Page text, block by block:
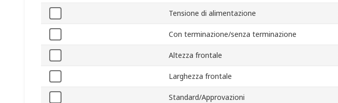
Tensione di alimentazione
Con terminazione/senza terminazione
Altezza frontale
Larghezza frontale
Standard/Approvazioni